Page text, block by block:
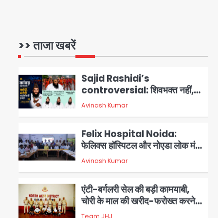
>> ताजा खबरें
3
4
Sajid Rashidi’s
controversial: शिवभक्त नहीं,
आतंकवादी हैं’, मौलाना का कांवड़ियों पर
विवादित बयान, BJP विधायक ने कराई
FIR, NSA की मांग
Avinash Kumar
5
Felix Hospital Noida:
फेलिक्स हॉस्पिटल और नोएडा लोक मंच
की पहल, अब सिर्फ 30 रुपये में मिलेगी
24 घंटे ऑनलाइन डॉक्टर परामर्श
सुविधा
Avinash Kumar
एंटी-बर्गलरी सेल की बड़ी कामयाबी,
चोरी के माल की खरीद-फरोख्त करने
वाले गिरोह का भंडाफोड़
Team JHJ